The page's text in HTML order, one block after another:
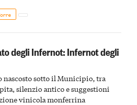
degli Infernot: Infernot degli
nascosto sotto il Municipio, tra
silenzio antico e suggestioni
vinicola monferrina